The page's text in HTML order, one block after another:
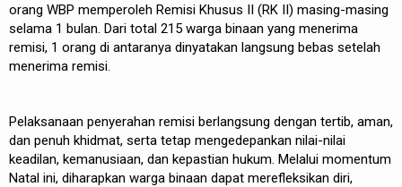
orang WBP memperoleh Remisi Khusus II (RK II) masing-masing
selama 1 bulan. Dari total 215 warga binaan yang menerima
remisi, 1 orang di antaranya dinyatakan langsung bebas setelah
menerima remisi.
Pelaksanaan penyerahan remisi berlangsung dengan tertib, aman,
dan penuh khidmat, serta tetap mengedepankan nilai-nilai
keadilan, kemanusiaan, dan kepastian hukum. Melalui momentum
Natal ini, diharapkan warga binaan dapat merefleksikan diri,